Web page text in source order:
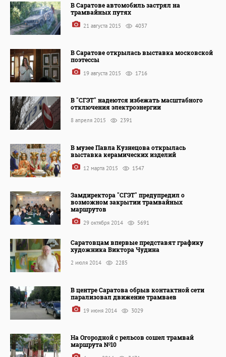
В Саратове автомобиль застрял на
трамвайных путях
21 августа 2015 4037
В Саратове открылась выставка московской
поэтессы
19 августа 2015 1716
В "СГЭТ" надеются избежать масштабного
отключения электроэнергии
8 апреля 2015 2391
В музее Павла Кузнецова открылась
выставка керамических изделий
12 марта 2015 1547
Замдиректора "СГЭТ" предупредил о
возможном закрытии трамвайных
маршрутов
29 октября 2014 5691
Саратовцам впервые представят графику
художника Виктора Чудина
2 июля 2014 2285
В центре Саратова обрыв контактной сети
парализовал движение трамваев
19 июня 2014 3029
На Огородной с рельсов сошел трамвай
маршрута №10